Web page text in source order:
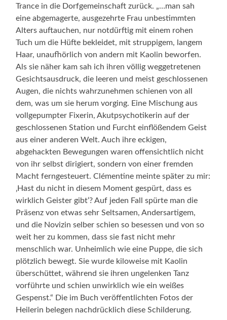
Trance in die Dorfgemeinschaft zurück. „…man sah
eine abgemagerte, ausgezehrte Frau unbestimmten
Alters auftauchen, nur notdürftig mit einem rohen
Tuch um die Hüfte bekleidet, mit struppigem, langem
Haar, unaufhörlich von andern mit Kaolin beworfen.
Als sie näher kam sah ich ihren völlig weggetretenen
Gesichtsausdruck, die leeren und meist geschlossenen
Augen, die nichts wahrzunehmen schienen von all
dem, was um sie herum vorging. Eine Mischung aus
vollgepumpter Fixerin, Akutpsychotikerin auf der
geschlossenen Station und Furcht einflößendem Geist
aus einer anderen Welt. Auch ihre eckigen,
abgehackten Bewegungen waren offensichtlich nicht
von ihr selbst dirigiert, sondern von einer fremden
Macht ferngesteuert. Clémentine meinte später zu mir:
‚Hast du nicht in diesem Moment gespürt, dass es
wirklich Geister gibt‘? Auf jeden Fall spürte man die
Präsenz von etwas sehr Seltsamen, Andersartigem,
und die Novizin selber schien so besessen und von so
weit her zu kommen, dass sie fast nicht mehr
menschlich war. Unheimlich wie eine Puppe, die sich
plötzlich bewegt. Sie wurde kiloweise mit Kaolin
überschüttet, während sie ihren ungelenken Tanz
vorführte und schien unwirklich wie ein weißes
Gespenst.“ Die im Buch veröffentlichten Fotos der
Heilerin belegen nachdrücklich diese Schilderung.